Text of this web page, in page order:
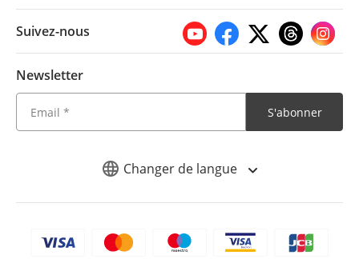
Changer de langue
Suivez-nous
Newsletter
S'abonner